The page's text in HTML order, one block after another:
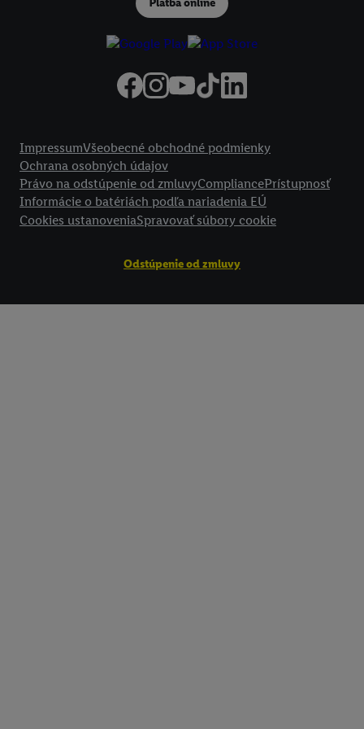
Platba online
ImpressumVšeobecné obchodné podmienky
Ochrana osobných údajov
Právo na odstúpenie od zmluvyCompliancePrístupnosť
Informácie o batériách podľa nariadenia EÚ
Cookies ustanoveniaSpravovať súbory cookie
Odstúpenie od zmluvy
podmienkach spracúvania osobných údajov.
technológií. Kliknutím na "Súhlasím" vyjadríte súhlas so spracúvaním
údajov a Vašom práve kedykoľvek odvolať súhlas s účinnosťou do
zásadách ochrany osobných údajov